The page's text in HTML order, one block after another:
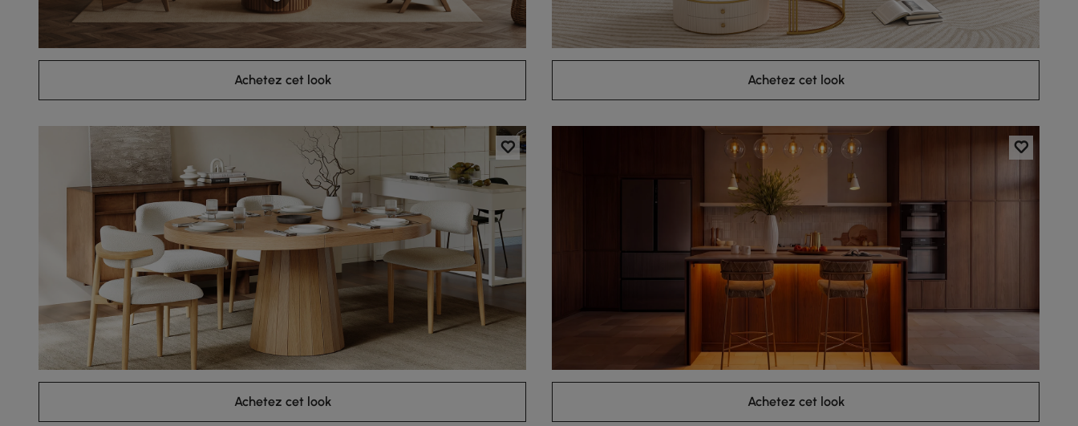
Achetez cet look Achetez cet look
Achetez cet look Achetez cet look